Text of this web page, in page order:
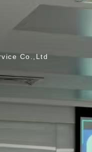
划
Co.,Ltd